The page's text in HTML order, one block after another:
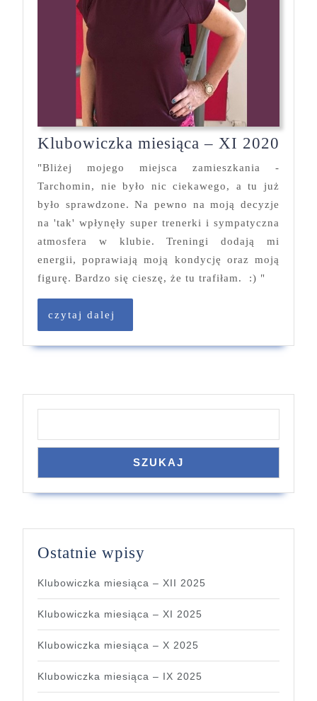
Klubowiczka miesiąca – XI 2020
"Bliżej mojego miejsca zamieszkania -
Tarchomin, nie było nic ciekawego, a tu już
było sprawdzone. Na pewno na moją decyzje
na 'tak' wpłynęły super trenerki i sympatyczna
atmosfera w klubie. Treningi dodają mi
energii, poprawiają moją kondycję oraz moją
figurę. Bardzo się cieszę, że tu trafiłam. :) "
czytaj dalej
dalej
Szukaj
SZUKAJ
Ostatnie wpisy
Klubowiczka miesiąca – XII 2025
Klubowiczka miesiąca – XI 2025
Klubowiczka miesiąca – X 2025
Klubowiczka miesiąca – IX 2025